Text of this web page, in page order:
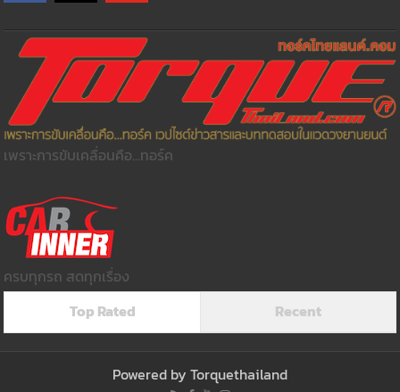
เพราะการขับเคลื่อนคือ...ทอร์ค
ครบทุกรถ สดทุกเรื่อง
Top Rated
Recent
Powered by Torquethailand